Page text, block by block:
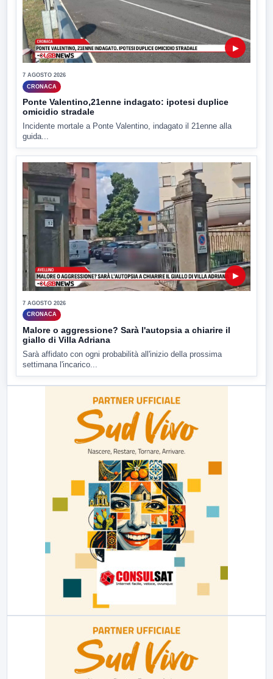
▶
7 AGOSTO 2026
CRONACA
Ponte Valentino,21enne indagato: ipotesi duplice
omicidio stradale
Incidente mortale a Ponte Valentino, indagato il 21enne alla
guida...
▶
7 AGOSTO 2026
CRONACA
Malore o aggressione? Sarà l'autopsia a chiarire il
giallo di Villa Adriana
Sarà affidato con ogni probabilità all'inizio della prossima
settimana l'incarico...